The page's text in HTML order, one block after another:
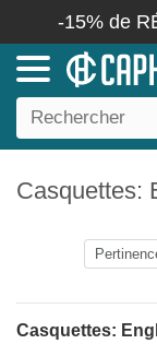
-15% de
Casquettes:
Casquettes: